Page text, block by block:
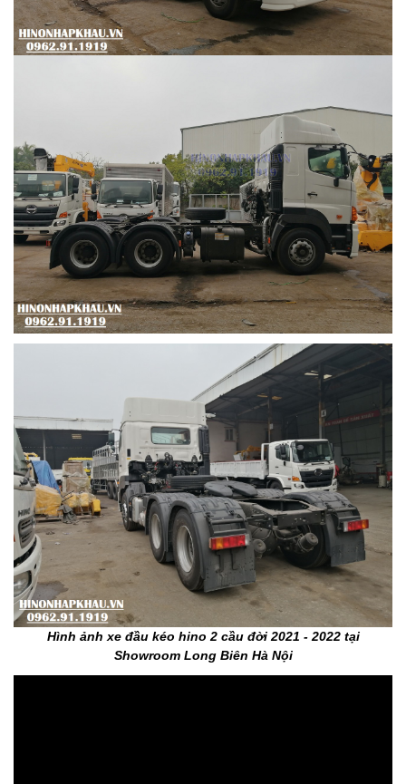
Hình ảnh xe đầu kéo hino 2 cầu đời 2021 - 2022 tại
Showroom Long Biên Hà Nội